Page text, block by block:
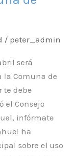
/ peter_admin
será
la Comuna de
te debe
el Consejo
infórmate
ha
sobre el uso